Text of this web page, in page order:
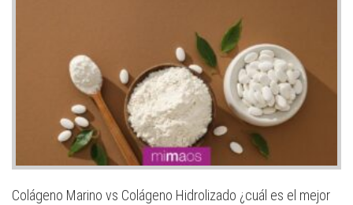
Colágeno Marino vs Colágeno Hidrolizado ¿cuál es el mejor